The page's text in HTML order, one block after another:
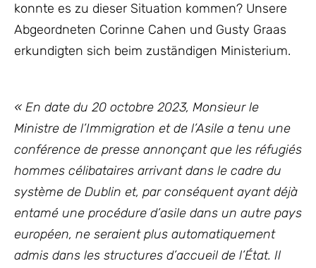
konnte es zu dieser Situation kommen? Unsere
Abgeordneten Corinne Cahen und Gusty Graas
erkundigten sich beim zuständigen Ministerium.
« En date du 20 octobre 2023, Monsieur le
Ministre de l’Immigration et de l’Asile a tenu une
conférence de presse annonçant que les réfugiés
hommes célibataires arrivant dans le cadre du
système de Dublin et, par conséquent ayant déjà
entamé une procédure d’asile dans un autre pays
européen, ne seraient plus automatiquement
admis dans les structures d’accueil de l’État. Il